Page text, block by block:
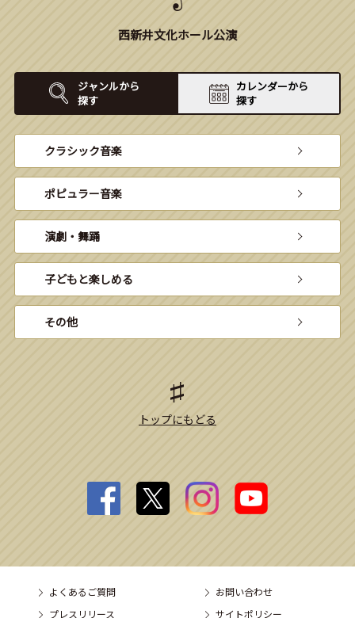
西新井文化ホール公演
ジャンルから
探す
カレンダーから
探す
クラシック音楽
ポピュラー音楽
演劇・舞踊
子どもと楽しめる
その他
トップにもどる
よくあるご質問
お問い合わせ
プレスリリース
サイトポリシー